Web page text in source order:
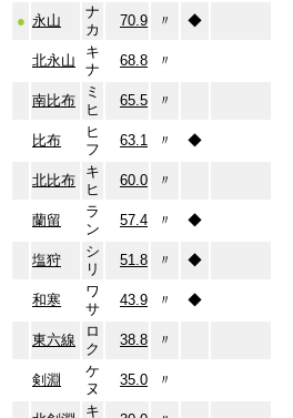
● 永山
ナ
カ
70.9 〃 ◆
北永山
キ
ナ
68.8 〃
南比布
ミ
ヒ
65.5 〃
比布
ヒ
フ
63.1 〃 ◆
北比布
キ
ヒ
60.0 〃
蘭留
ラ
ン
57.4 〃 ◆
塩狩
シ
リ
51.8 〃 ◆
和寒
ワ
サ
43.9 〃 ◆
東六線
ロ
ク
38.8 〃
剣淵
ケ
ヌ
35.0 〃
キ